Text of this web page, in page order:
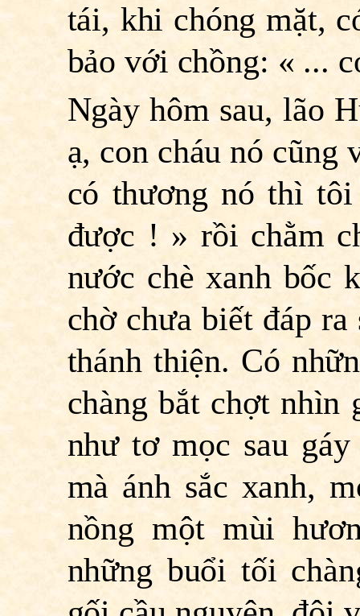
tái, khi chóng mặt,
bảo với chồng: « ...
Ngày hôm sau, lão
ạ, con cháu nó cũng
có thương nó thì
được ! » rồi chằm
nước chè xanh bốc
chờ chưa biết đáp
thánh thiện. Có
chàng bắt chợt nhìn
như tơ mọc sau
mà ánh sắc xanh,
nồng một mùi
những buổi tối